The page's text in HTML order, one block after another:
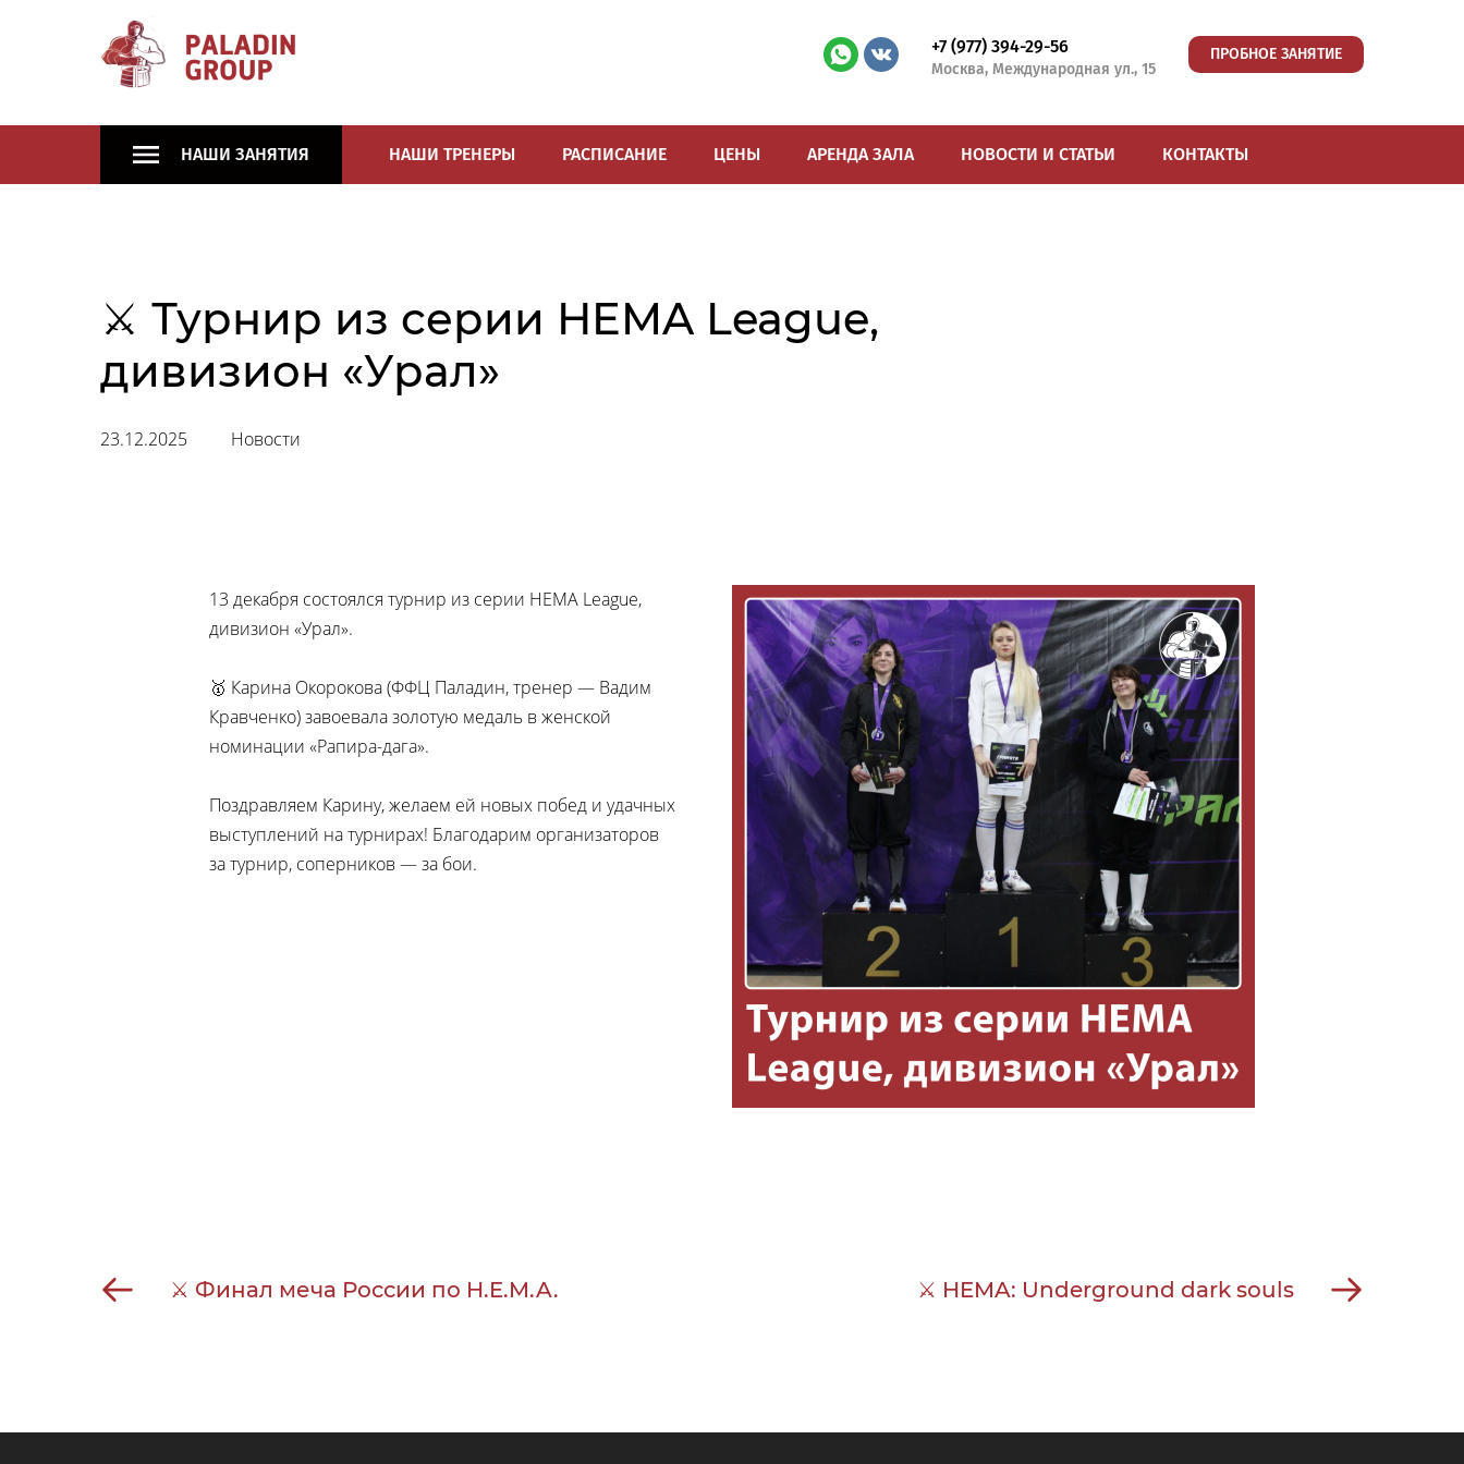
+7 (977) 394-29-56
Москва, Международная ул., 15
ПРОБНОЕ ЗАНЯТИЕ
НАШИ ЗАНЯТИЯ НАШИ ТРЕНЕРЫ РАСПИСАНИЕ ЦЕНЫ АРЕНДА ЗАЛА НОВОСТИ И СТАТЬИ КОНТАКТЫ
⚔ Турнир из серии HEMA League,
дивизион «Урал»
23.12.2025 Новости
13 декабря состоялся турнир из серии HEMA League,
дивизион «Урал».
🥇 Карина Окорокова (ФФЦ Паладин, тренер — Вадим
Кравченко) завоевала золотую медаль в женской
номинации «Рапира-дага».
Поздравляем Карину, желаем ей новых побед и удачных
выступлений на турнирах! Благодарим организаторов
за турнир, соперников — за бои.
⚔ Финал меча России по H.E.M.A. ⚔ HEMA: Underground dark souls